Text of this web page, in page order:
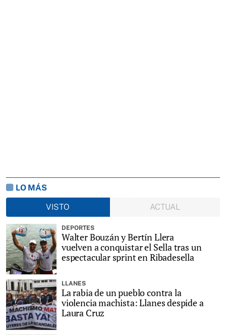
LO MÁS
VISTO
ACTUAL
DEPORTES
Walter Bouzán y Bertín Llera
vuelven a conquistar el Sella tras un
espectacular sprint en Ribadesella
LLANES
La rabia de un pueblo contra la
violencia machista: Llanes despide a
Laura Cruz